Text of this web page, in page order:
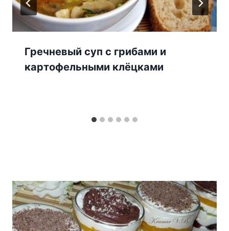
Гречневый суп с грибами и
картофельными клёцками